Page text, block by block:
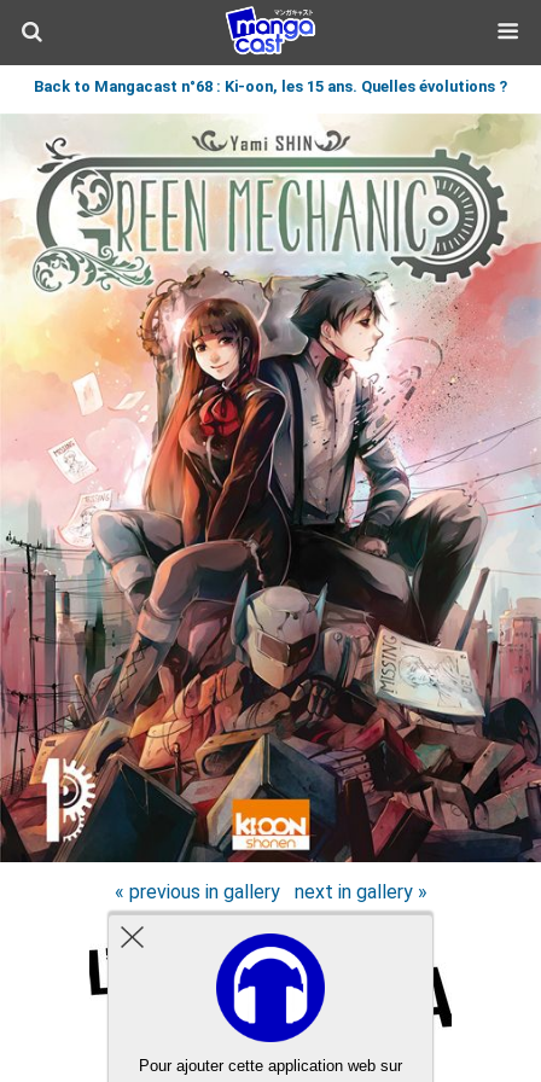
Back to Mangacast n°68 : Ki-oon, les 15 ans. Quelles évolutions ?
« previous in gallery next in gallery »